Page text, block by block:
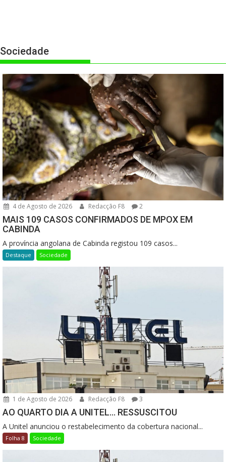
Sociedade
4 de Agosto de 2026 Redacção F8 2
MAIS 109 CASOS CONFIRMADOS DE MPOX EM
CABINDA
A província angolana de Cabinda registou 109 casos...
Destaque Sociedade
1 de Agosto de 2026 Redacção F8 3
AO QUARTO DIA A UNITEL… RESSUSCITOU
A Unitel anunciou o restabelecimento da cobertura nacional...
Folha 8 Sociedade